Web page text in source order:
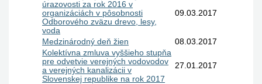
úrazovosti za rok 2016 v
organizáciách v pôsobnosti
Odborového zväzu drevo, lesy,
voda
09.03.2017
Medzinárodný deň žien
08.03.2017
Kolektívna zmluva vyššieho stupňa
pre odvetvie verejných vodovodov
a verejných kanalizácii v
Slovenskej republike na rok 2017
27.01.2017